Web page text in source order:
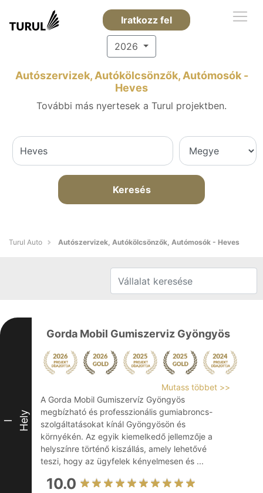
Iratkozz fel
2026
Autószervizek, Autókölcsönzők, Autómosók -
Heves
További más nyertesek a Turul projektben.
Keresés
Turul Auto Autószervizek, Autókölcsönzők, Autómosók - Heves
I Hely
Gorda Mobil Gumiszerviz Gyöngyös
Mutass többet >>
A Gorda Mobil Gumiszervíz Gyöngyös
megbízható és professzionális gumiabroncs-
szolgáltatásokat kínál Gyöngyösön és
környékén. Az egyik kiemelkedő jellemzője a
helyszínre történő kiszállás, amely lehetővé
teszi, hogy az ügyfelek kényelmesen és ...
10.0